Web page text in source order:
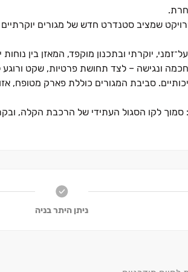
.
שמציב סטנדרט חדש של מגורים
יוקרתי ובתכנון מוקפד, המאזן בין
ונגישה ‏– לצד תחושת פרטיות, שקט ורוגע
סביבת המגורים כוללת פארק מטופח,
לקו הסגול העתידי של הרכבת הקלה,
ניתן היתר בניה